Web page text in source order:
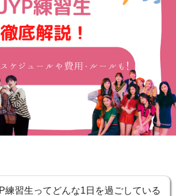
練習生ってどんな1日を過ごしている